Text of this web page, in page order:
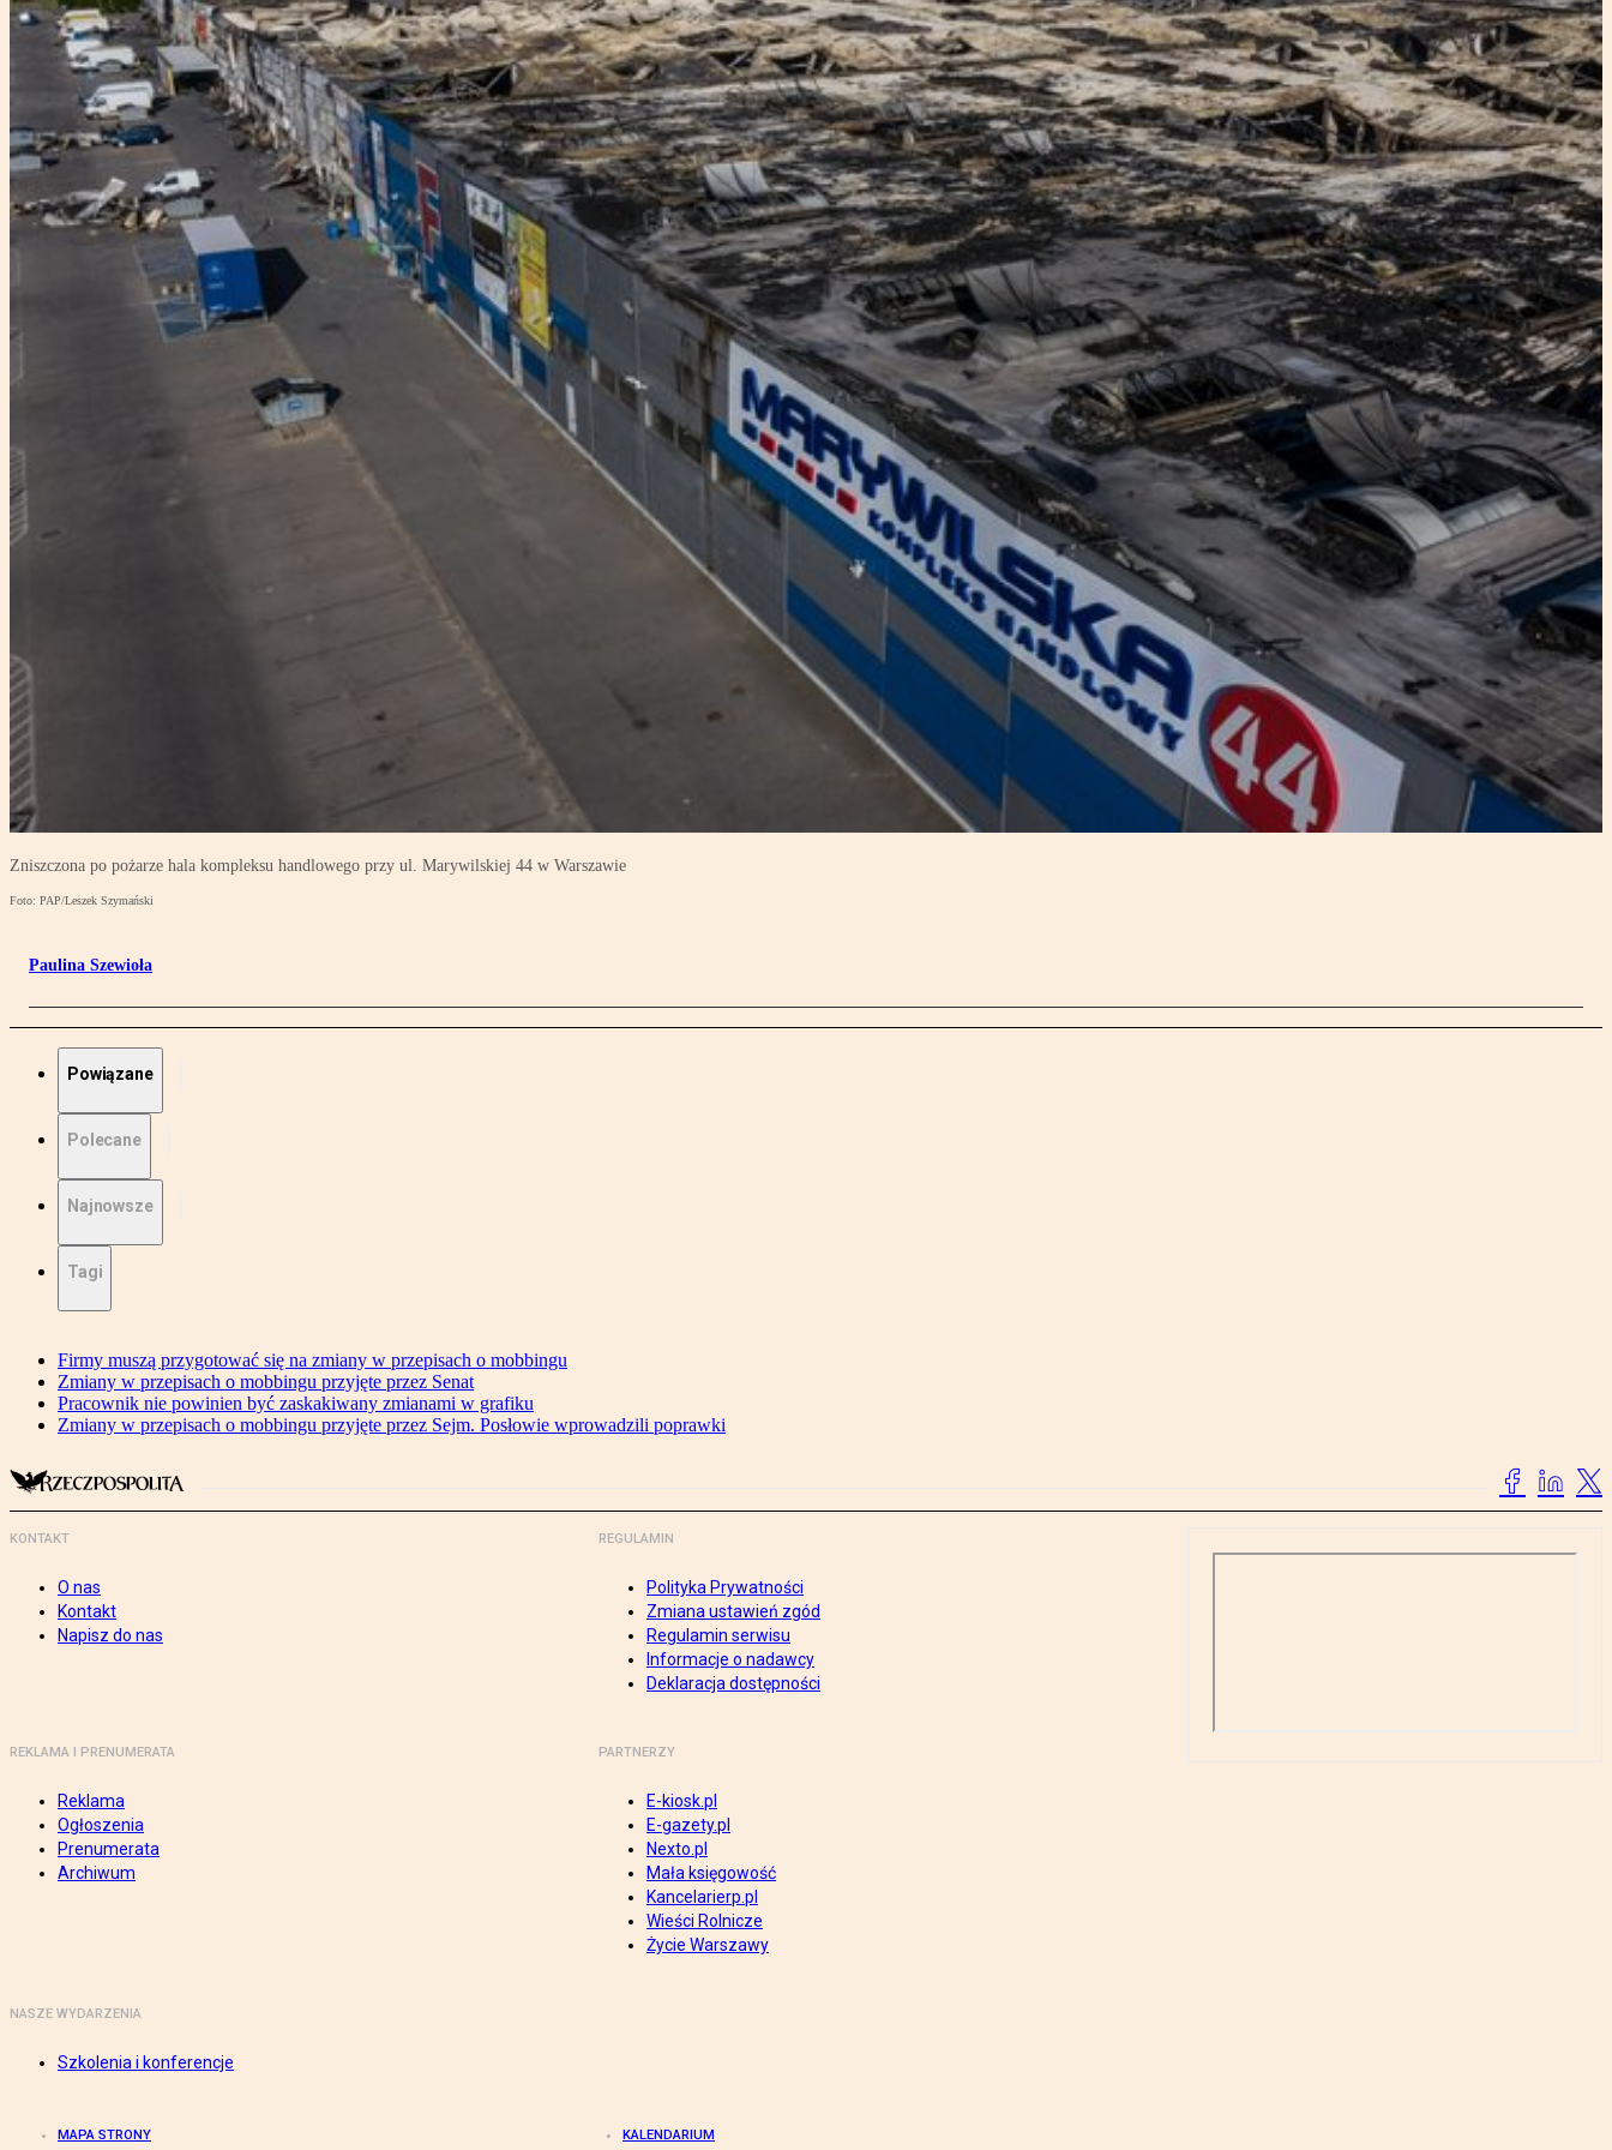
Zniszczona po pożarze hala kompleksu handlowego przy ul. Marywilskiej 44 w Warszawie
Foto: PAP/Leszek Szymański
Paulina Szewioła
Powiązane
Polecane
Najnowsze
Tagi
Firmy muszą przygotować się na zmiany w przepisach o mobbingu
Zmiany w przepisach o mobbingu przyjęte przez Senat
Pracownik nie powinien być zaskakiwany zmianami w grafiku
Zmiany w przepisach o mobbingu przyjęte przez Sejm. Posłowie wprowadzili poprawki
KONTAKT
O nas
Kontakt
Napisz do nas
REGULAMIN
Polityka Prywatności
Zmiana ustawień zgód
Regulamin serwisu
Informacje o nadawcy
Deklaracja dostępności
REKLAMA I PRENUMERATA
Reklama
Ogłoszenia
Prenumerata
Archiwum
PARTNERZY
E-kiosk.pl
E-gazety.pl
Nexto.pl
Mała księgowość
Kancelarierp.pl
Wieści Rolnicze
Życie Warszawy
NASZE WYDARZENIA
Szkolenia i konferencje
MAPA STRONY KALENDARIUM